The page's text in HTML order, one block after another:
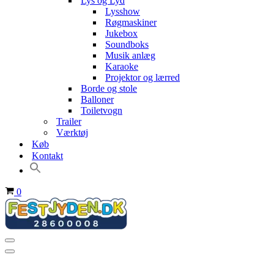
Lysshow
Røgmaskiner
Jukebox
Soundboks
Musik anlæg
Karaoke
Projektor og lærred
Borde og stole
Balloner
Toiletvogn
Trailer
Værktøj
Køb
Kontakt
Indkøbskurv
0
Navigation
menu
Navigation